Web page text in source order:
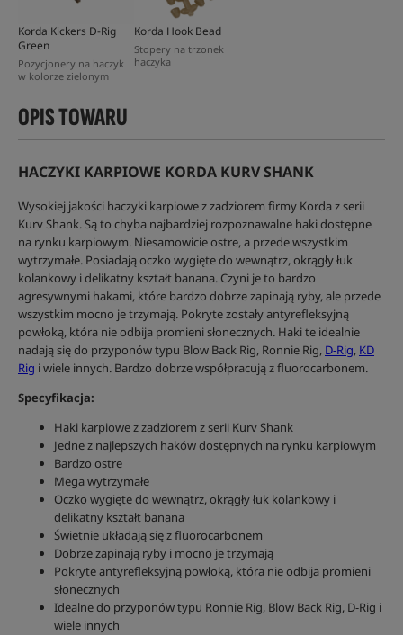
Korda Kickers D-Rig
Green
Pozycjonery na haczyk
w kolorze zielonym
Korda Hook Bead
Stopery na trzonek
haczyka
OPIS TOWARU
HACZYKI KARPIOWE KORDA KURV SHANK
Wysokiej jakości haczyki karpiowe z zadziorem firmy Korda z serii
Kurv Shank. Są to chyba najbardziej rozpoznawalne haki dostępne
na rynku karpiowym. Niesamowicie ostre, a przede wszystkim
wytrzymałe. Posiadają oczko wygięte do wewnątrz, okrągły łuk
kolankowy i delikatny kształt banana. Czyni je to bardzo
agresywnymi hakami, które bardzo dobrze zapinają ryby, ale przede
wszystkim mocno je trzymają. Pokryte zostały antyrefleksyjną
powłoką, która nie odbija promieni słonecznych. Haki te idealnie
nadają się do przyponów typu Blow Back Rig, Ronnie Rig, D-Rig, KD
Rig i wiele innych. Bardzo dobrze współpracują z fluorocarbonem.
Specyfikacja:
Haki karpiowe z zadziorem z serii Kurv Shank
Jedne z najlepszych haków dostępnych na rynku karpiowym
Bardzo ostre
Mega wytrzymałe
Oczko wygięte do wewnątrz, okrągły łuk kolankowy i
delikatny kształt banana
Świetnie układają się z fluorocarbonem
Dobrze zapinają ryby i mocno je trzymają
Pokryte antyrefleksyjną powłoką, która nie odbija promieni
słonecznych
Idealne do przyponów typu Ronnie Rig, Blow Back Rig, D-Rig i
wiele innych